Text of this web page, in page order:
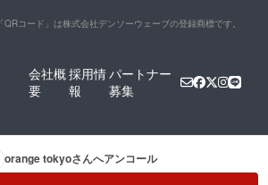
「QRコード」は株式会社デンソーウェーブの登録商標です。
会社概
要
採用情
報
パートナー
募集
orange tokyoさんへアンコール